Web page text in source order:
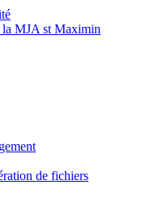
la MJA st Maximin
de fichiers